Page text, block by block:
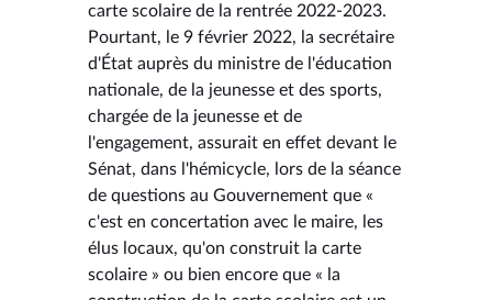
carte scolaire de la rentrée 2022-2023.
Pourtant, le 9 février 2022, la secrétaire
d'État auprès du ministre de l'éducation
nationale, de la jeunesse et des sports,
chargée de la jeunesse et de
l'engagement, assurait en effet devant le
Sénat, dans l'hémicycle, lors de la séance
de questions au Gouvernement que «
c'est en concertation avec le maire, les
élus locaux, qu'on construit la carte
scolaire » ou bien encore que « la